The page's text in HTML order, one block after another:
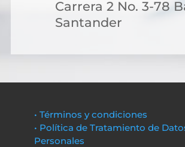
Carrera 2 No. 3-78
Santander
• Términos y condiciones
• Política de Tratamiento de
Personales